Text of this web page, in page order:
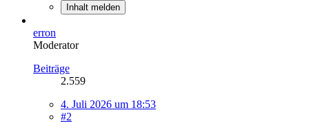
Inhalt melden
erron
Moderator
Beiträge
2.559
4. Juli 2026 um 18:53
#2